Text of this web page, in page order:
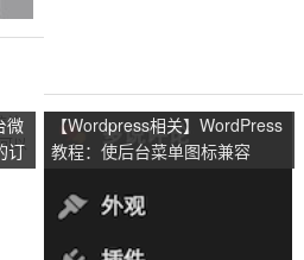
微
订
能
【Wordpress相关】WordPress
教程：使后台菜单图标兼容